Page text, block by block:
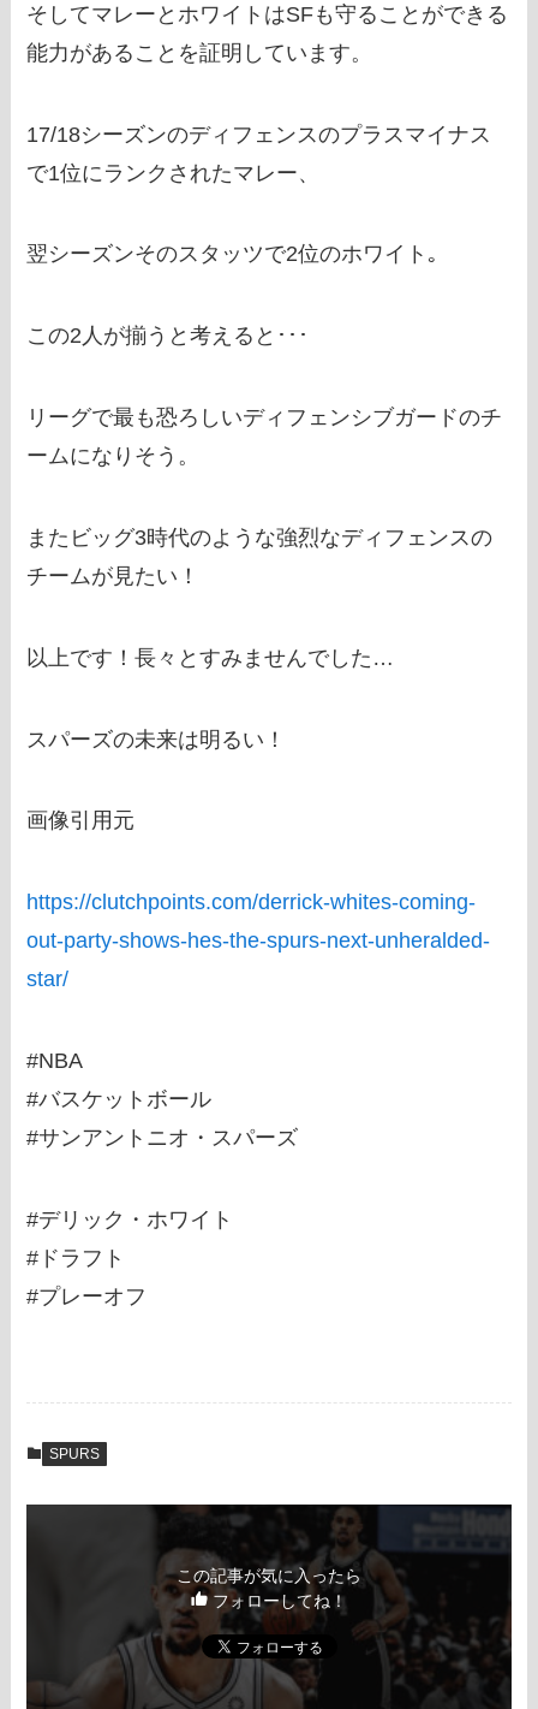
そしてマレーとホワイトはSFも守ることができる
能力があることを証明しています。
17/18シーズンのディフェンスのプラスマイナス
で1位にランクされたマレー、
翌シーズンそのスタッツで2位のホワイト｡
この2人が揃うと考えると･･･
リーグで最も恐ろしいディフェンシブガードのチ
ームになりそう。
またビッグ3時代のような強烈なディフェンスの
チームが見たい！
以上です！長々とすみませんでした…
スパーズの未来は明るい！
画像引用元
https://clutchpoints.com/derrick-whites-coming-
out-party-shows-hes-the-spurs-next-unheralded-
star/
#NBA
#バスケットボール
#サンアントニオ・スパーズ
#デリック・ホワイト
#ドラフト
#プレーオフ
SPURS
この記事が気に入ったら
フォローしてね！